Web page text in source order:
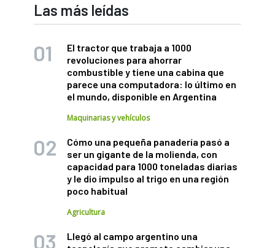
Las más leídas
El tractor que trabaja a 1000
revoluciones para ahorrar
combustible y tiene una cabina que
parece una computadora: lo último en
el mundo, disponible en Argentina
Maquinarias y vehículos
Cómo una pequeña panadería pasó a
ser un gigante de la molienda, con
capacidad para 1000 toneladas diarias
y le dio impulso al trigo en una región
poco habitual
Agricultura
Llegó al campo argentino una